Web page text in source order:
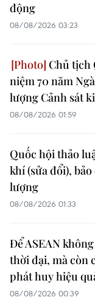
động
08/08/2026 03:23
Chủ tịch
niệm 70 năm
lượng Cảnh sát
08/08/2026 01:59
Quốc hội thảo
khí (sửa đổi),
lượng
08/08/2026 01:33
Để ASEAN
thời đại, mà còn
phát huy hiệu
08/08/2026 00:39